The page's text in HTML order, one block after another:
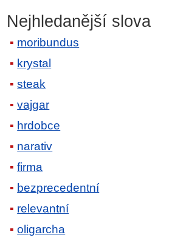
Nejhledanější slova
moribundus
krystal
steak
vajgar
hrdobce
narativ
firma
bezprecedentní
relevantní
oligarcha